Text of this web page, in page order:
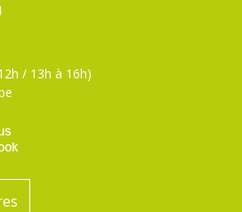
/ 13h à 16h)